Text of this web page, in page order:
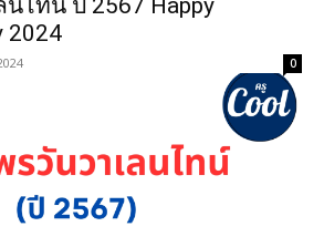
นไทน์ ปี 2567 Happy
2024
0